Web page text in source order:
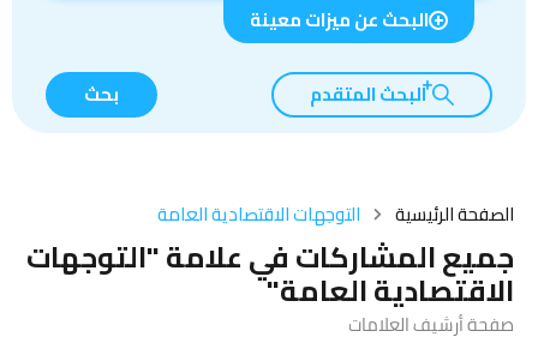
البحث عن ميزات معينة
البحث المتقدم بحث
الصفحة الرئيسية التوجهات الاقتصادية العامة
جميع المشاركات في علامة "التوجهات
الاقتصادية العامة"
صفحة أرشيف العلامات